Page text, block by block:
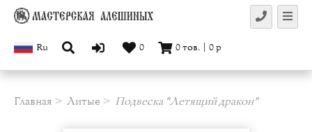
Ru 0 0тов. 0р
Главная Литые Подвеска "Летящий дракон"